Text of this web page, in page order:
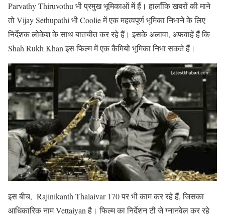
Parvathy Thiruvothu भी प्रमुख भूमिकाओं में हैं। हालाँकि खबरों की माने
तो Vijay Sethupathi भी Coolie में एक महत्वपूर्ण भूमिका निभाने के लिए
निर्देशक लोकेश के साथ बातचीत कर रहे हैं। इसके अलावा, अफवाहें हैं कि
Shah Rukh Khan इस फिल्म में एक कैमियो भूमिका निभा सकते हैं।
इस बीच, Rajinikanth Thalaivar 170 पर भी काम कर रहे हैं, जिसका
आधिकारिक नाम Vettaiyan है। फिल्म का निर्देशन टी जे ग्नानवेल कर रहे